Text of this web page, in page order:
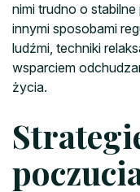
nimi trudno o
innymi sposobami
ludźmi, techniki
wsparciem
życia.